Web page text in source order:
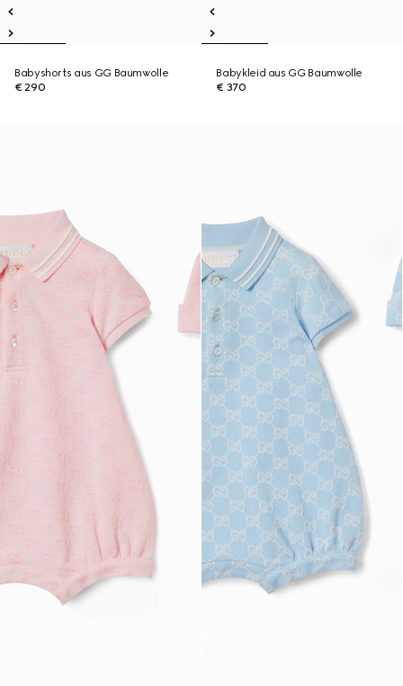
Babyshorts aus GG Baumwolle
€ 290
Babykleid aus GG Baumwolle
€ 370